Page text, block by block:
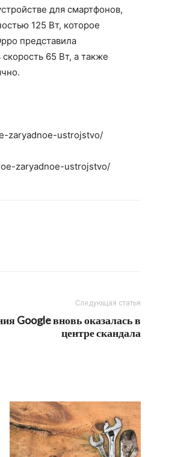
для смартфонов,
125 Вт, которое
представила
65 Вт, а также
zaryadnoe-ustrojstvo/
zaryadnoe-ustrojstvo/
Следующая статья
Google вновь оказалась в
центре скандала